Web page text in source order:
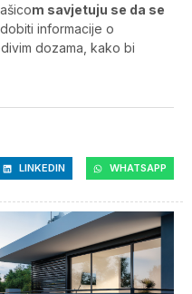
m savjetuju se da se
informacije o
dozama, kako bi
LINKEDIN WHATSAPP